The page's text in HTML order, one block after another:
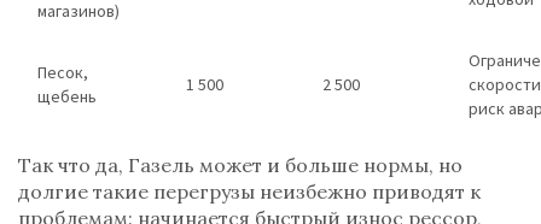
магазинов)
Песок,
щебень
1 500 2 500
риск
Так что да, Газель может и больше нормы, но
долгие такие перегрузы неизбежно приводят к
проблемам: начинается быстрый износ рессор,